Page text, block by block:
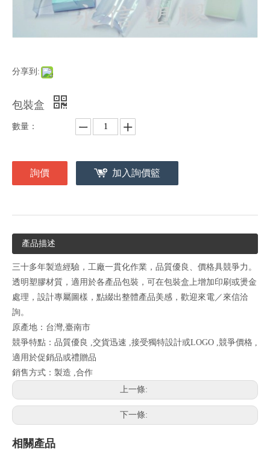
分享到:
包裝盒
數量：
詢價 加入詢價籃
產品描述
三十多年製造經驗，工廠一貫化作業，品質優良、價格具競爭力。
透明塑膠材質，適用於各產品包裝，可在包裝盒上增加印刷或燙金
處理，設計專屬圖樣，點綴出整體產品美感，歡迎來電／來信洽
詢。
原產地：台灣,臺南市
競爭特點：品質優良 ,交貨迅速 ,接受獨特設計或LOGO ,競爭價格 ,
適用於促銷品或禮贈品
銷售方式：製造 ,合作
上一條:
下一條:
相關產品